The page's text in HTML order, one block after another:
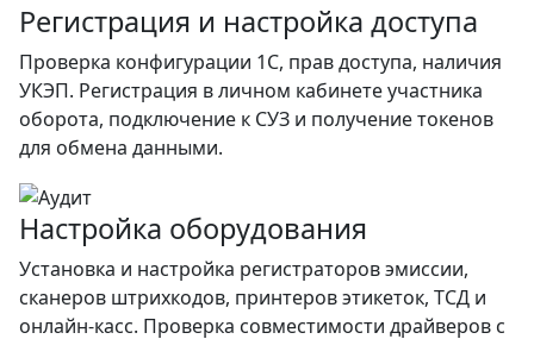
Регистрация и настройка доступа
Проверка конфигурации 1С, прав доступа, наличия
УКЭП. Регистрация в личном кабинете участника
оборота, подключение к СУЗ и получение токенов
для обмена данными.
Настройка оборудования
Установка и настройка регистраторов эмиссии,
сканеров штрихкодов, принтеров этикеток, ТСД и
онлайн-касс. Проверка совместимости драйверов с